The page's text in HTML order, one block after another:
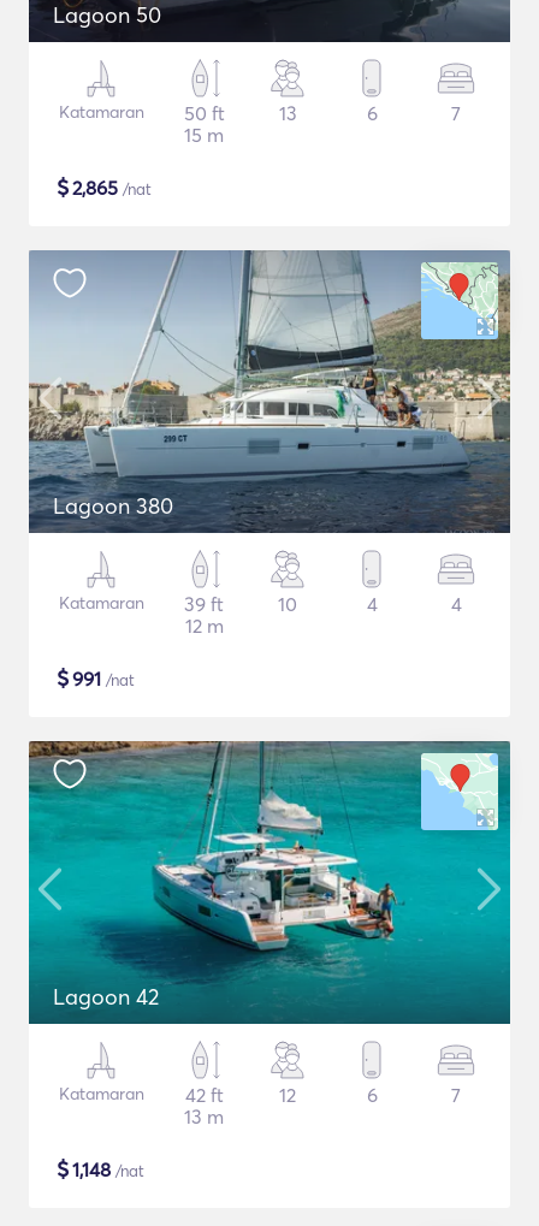
Lagoon 50
Katamaran
50 ft
15 m
13 6 7
$2,865 /nat
Lagoon 380
Katamaran
39 ft
12 m
10 4 4
$991 /nat
Lagoon 42
Katamaran
42 ft
13 m
12 6 7
$1,148 /nat